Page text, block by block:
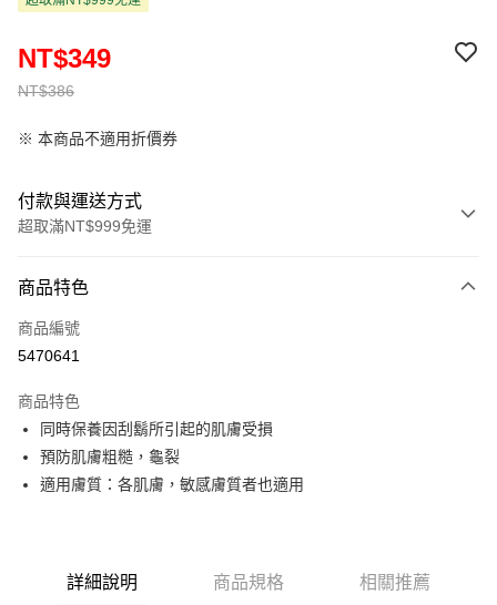
NT$386
NT$349
※ 本商品不適用折價券
付款與運送方式
超取滿NT$999免運
信用卡一次付款
超商取貨付款
Apple Pay
街口支付
ATM付款
商品特色
商品編號
5470641
商品特色
同時保養因刮鬍所引起的肌膚受損
預防肌膚粗糙，龜裂
適用膚質：各肌膚，敏感膚質者也適用
詳細說明 商品規格 相關推薦